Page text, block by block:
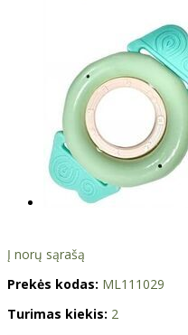
Į norų sąrašą
Prekės kodas: ML111029
Turimas kiekis: 2